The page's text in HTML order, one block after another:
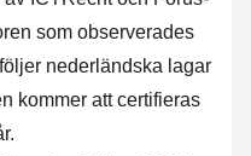
som observerades
nederländska lagar
kommer att certifieras